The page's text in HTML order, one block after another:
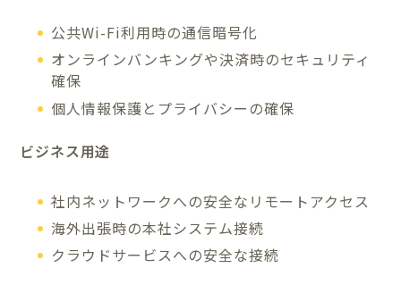
公共Wi-Fi利用時の通信暗号化
オンラインバンキングや決済時のセキュリティ
確保
個人情報保護とプライバシーの確保
ビジネス用途
社内ネットワークへの安全なリモートアクセス
海外出張時の本社システム接続
クラウドサービスへの安全な接続